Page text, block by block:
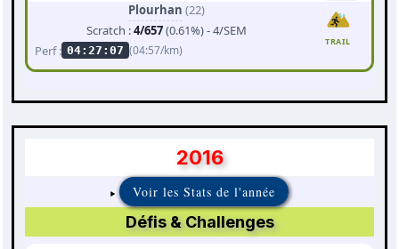
Plourhan (22)
Scratch :4/657(0.61%) - 4/SEM
Perf : 04:27:07 (04:57/km)
TRAIL
2016
Voir les Stats de l'année
Défis & Challenges